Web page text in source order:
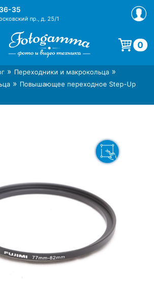
35
пр., д. 25/1
Интернет-магазин фототехники
Foto-Gamma в СПб
Магазин фотоаксессуаров foto-
gamma.ru
0
Корзина пуста.
» Переходники и макрокольца »
» Повышающее переходное Step-Up